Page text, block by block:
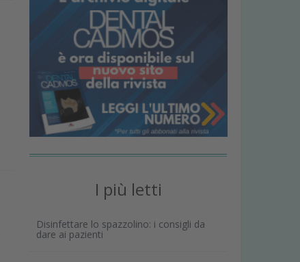
I più letti
Disinfettare lo spazzolino: i consigli da
dare ai pazienti